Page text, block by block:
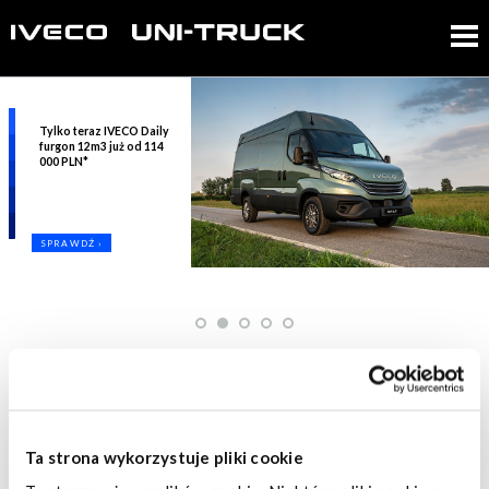
Ta strona wykorzystuje pliki cookie
Tylko teraz IVECO Daily
furgon 12m3 już od 114
000 PLN*
SPRAWDŹ ›
1 2 3 4 5
WYPRZEDAŻ STOCKU!